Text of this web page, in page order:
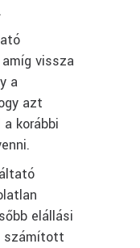
vissza
a
azt
korábbi
elállási
számított